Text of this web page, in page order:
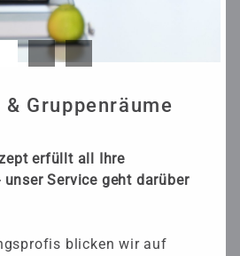
& Gruppenräume
erfüllt all Ihre
Service geht darüber
blicken wir auf